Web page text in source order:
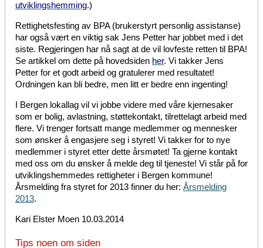
utviklingshemming.)
Rettighetsfesting av BPA (brukerstyrt personlig assistanse)
har også vært en viktig sak Jens Petter har jobbet med i det
siste. Regjeringen har nå sagt at de vil lovfeste retten til BPA!
Se artikkel om dette på hovedsiden her. Vi takker Jens
Petter for et godt arbeid og gratulerer med resultatet!
Ordningen kan bli bedre, men litt er bedre enn ingenting!
I Bergen lokallag vil vi jobbe videre med våre kjernesaker
som er bolig, avlastning, støttekontakt, tilrettelagt arbeid med
flere. Vi trenger fortsatt mange medlemmer og mennesker
som ønsker å engasjere seg i styret! Vi takker for to nye
medlemmer i styret etter dette årsmøtet! Ta gjerne kontakt
med oss om du ønsker å melde deg til tjeneste! Vi står på for
utviklingshemmedes rettigheter i Bergen kommune!
Årsmelding fra styret for 2013 finner du her: Årsmelding
2013.
Kari Elster Moen 10.03.2014
Tips noen om siden